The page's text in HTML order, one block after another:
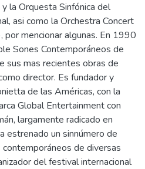
la Orquesta Sinfónica del
asi como la Orchestra Concert
por mencionar algunas. En 1990
Sones Contemporáneos de
sus mas recientes obras de
director. Es fundador y
de las Américas, con la
Global Entertainment con
largamente radicado en
estrenado un sinnúmero de
de diversas
del festival internacional